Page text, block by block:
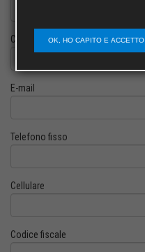
Cognome
E-mail
Telefono fisso
Cellulare
Codice fiscale
OK, HO CAPITO E ACCETTO